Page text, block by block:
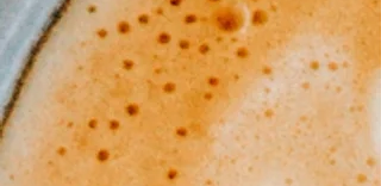
Kakao